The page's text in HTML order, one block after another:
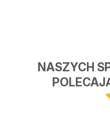
NASZYCH